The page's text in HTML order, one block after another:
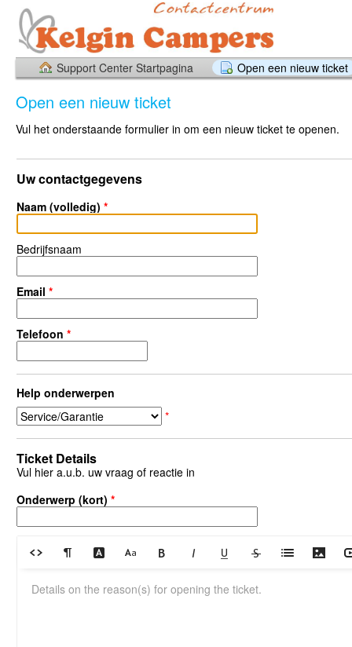
Support Center Startpagina Open een nieuw ticket
Open een nieuw ticket
Vul het onderstaande formulier in om een nieuw ticket te openen.
Uw contactgegevens
Naam (volledig) *
Bedrijfsnaam
Email *
Telefoon *
Help onderwerpen
*
Ticket Details
Vul hier a.u.b. uw vraag of reactie in
Onderwerp (kort) *